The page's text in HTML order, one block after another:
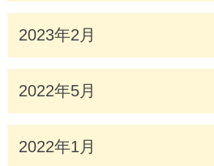
2023年2月
2022年5月
2022年1月